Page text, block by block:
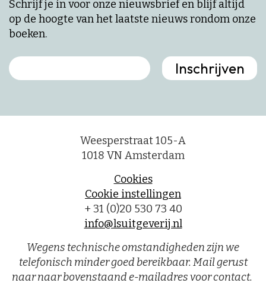
Schrijf je in voor onze nieuwsbrief en blijf altijd
op de hoogte van het laatste nieuws rondom onze
boeken.
Weesperstraat 105-A
1018 VN Amsterdam
Cookies
Cookie instellingen
+ 31 (0)20 530 73 40
info@lsuitgeverij.nl
Wegens technische omstandigheden zijn we
telefonisch minder goed bereikbaar. Mail gerust
naar naar bovenstaand e-mailadres voor contact.